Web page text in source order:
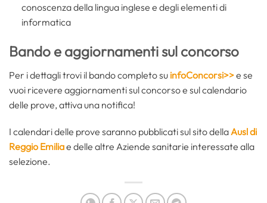
conoscenza della lingua inglese e degli elementi di
informatica
Bando e aggiornamenti sul concorso
Per i dettagli trovi il bando completo su infoConcorsi>>e se
vuoi ricevere aggiornamenti sul concorso e sul calendario
delle prove, attiva una notifica!
I calendari delle prove saranno pubblicati sul sito dellaAusl di
Reggio Emiliae delle altre Aziende sanitarie interessate alla
selezione.